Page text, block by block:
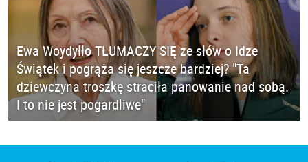
Ewa Woydyłło TŁUMACZY SIĘ ze słów o Idze
Świątek i pogrąża się jeszcze bardziej? "Ta
dziewczyna troszkę straciła panowanie nad sobą.
I to nie jest pogardliwe"